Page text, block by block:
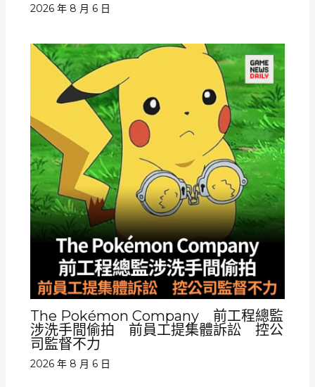
2026 年 8 月 6 日
The Pokémon Company 前工程總監
涉洗手間偷拍 前員工提集體訴訟 控公
司監督不力
2026 年 8 月 6 日